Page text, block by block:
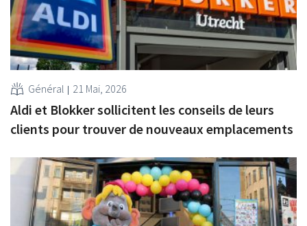
Général 21 Mai, 2026
Aldi et Blokker sollicitent les conseils de leurs
clients pour trouver de nouveaux emplacements